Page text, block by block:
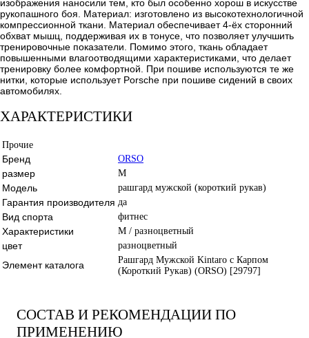
изображения наносили тем, кто был особенно хорош в искусстве
рукопашного боя. Материал: изготовлено из высокотехнологичной
компрессионной ткани. Материал обеспечивает 4-ёх сторонний
обхват мышц, поддерживая их в тонусе, что позволяет улучшить
тренировочные показатели. Помимо этого, ткань обладает
повышенными влагоотводящими характеристиками, что делает
тренировку более комфортной. При пошиве используются те же
нитки, которые использует Porsche при пошиве сидений в своих
автомобилях.
ХАРАКТЕРИСТИКИ
Прочие
Бренд ORSO
размер M
Модель рашгард мужской (короткий рукав)
Гарантия производителя да
Вид спорта фитнес
Характеристики M / разноцветный
цвет разноцветный
Элемент каталога
Рашгард Мужской Kintaro с Карпом
(Короткий Рукав) (ORSO) [29797]
СОСТАВ И РЕКОМЕНДАЦИИ ПО
ПРИМЕНЕНИЮ